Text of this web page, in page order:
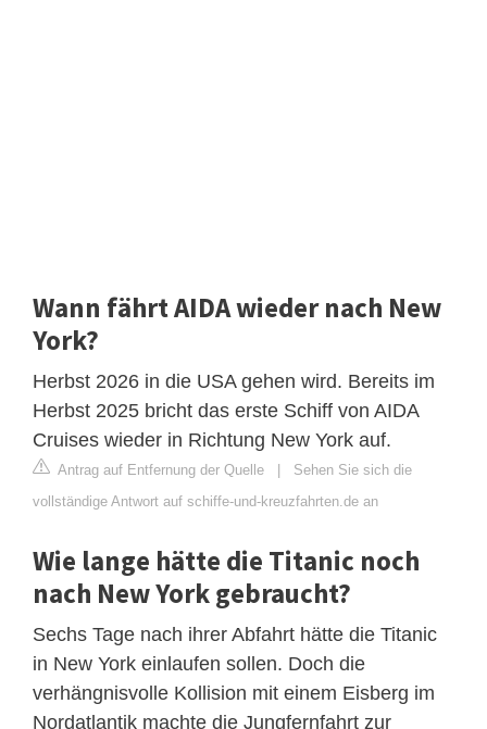
Wann fährt AIDA wieder nach New
York?
Herbst 2026 in die USA gehen wird. Bereits im
Herbst 2025 bricht das erste Schiff von AIDA
Cruises wieder in Richtung New York auf.
Antrag auf Entfernung der Quelle | Sehen Sie sich die
vollständige Antwort auf schiffe-und-kreuzfahrten.de an
Wie lange hätte die Titanic noch
nach New York gebraucht?
Sechs Tage nach ihrer Abfahrt hätte die Titanic
in New York einlaufen sollen. Doch die
verhängnisvolle Kollision mit einem Eisberg im
Nordatlantik machte die Jungfernfahrt zur